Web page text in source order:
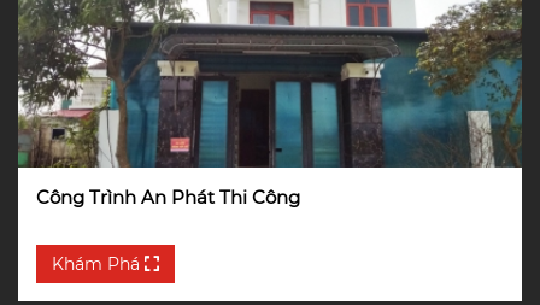
Công Trình An Phát Thi Công
Khám Phá